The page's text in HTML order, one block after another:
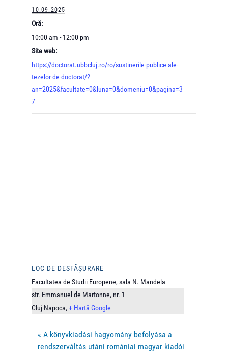
10.09.2025
Oră:
10:00 am - 12:00 pm
Site web:
https://doctorat.ubbcluj.ro/ro/sustinerile-publice-ale-
tezelor-de-doctorat/?
an=2025&facultate=0&luna=0&domeniu=0&pagina=3
7
LOC DE DESFĂȘURARE
Facultatea de Studii Europene, sala N. Mandela
str. Emmanuel de Martonne, nr. 1
Cluj-Napoca, + Hartă Google
« A könyvkiadási hagyomány befolyása a
rendszerváltás utáni romániai magyar kiadói